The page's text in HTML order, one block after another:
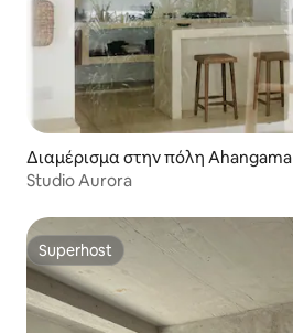
Διαμέρισμα στην πόλη Ahangama
Studio Aurora
Superhost
Superhost